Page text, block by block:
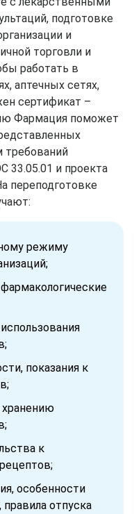
подготовке
и
торговли и
работать в
аптечных сетях,
сертификат –
Фармация поможет
требований
33.05.01 и проекта
переподготовке
режиму
показания к
хранению
к
особенности
отпуска